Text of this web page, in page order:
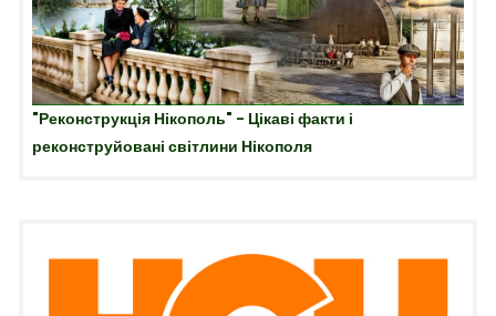
"Реконструкція Нікополь" - Цікаві факти і
реконструйовані світлини Нікополя